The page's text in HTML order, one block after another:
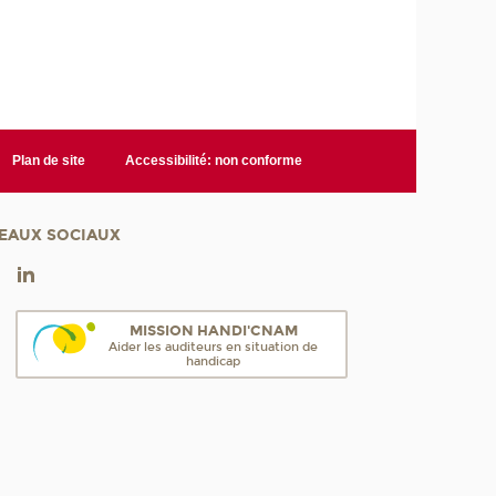
Plan de site Accessibilité: non conforme
SOCIAUX
MISSION HANDI'CNAM
Aider les auditeurs en situation de
handicap